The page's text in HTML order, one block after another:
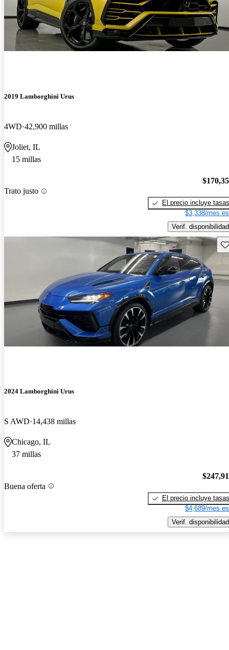
2019 Lamborghini Urus
4WD 42,900 millas
Joliet, IL
15 millas
Trato justo
El precio incluye tasas
$3,338/mes
Verif. disponibilidad
2024 Lamborghini Urus
S AWD 14,438 millas
Chicago, IL
37 millas
Buena oferta
El precio incluye tasas
$4,689/mes
Verif. disponibilidad